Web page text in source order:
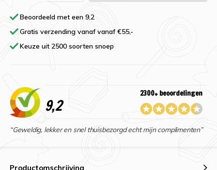
Beoordeeld met een 9,2
Gratis verzending vanaf vanaf €55,-
Keuze uit 2500 soorten snoep
9,2
2300+ beoordelingen
“Geweldig, lekker en snel thuisbezorgd echt mijn complimenten”
Productomschrijving